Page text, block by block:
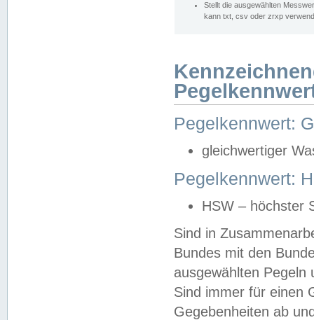
Stellt die ausgewählten
kann txt, csv oder zrxp
Pegelkennwert:
gleichwertiger
Pegelkennwert:
HSW – höchster
Sind in
Bundes mit den
ausgewählten
Sind immer für einen
Gegebenheiten ab